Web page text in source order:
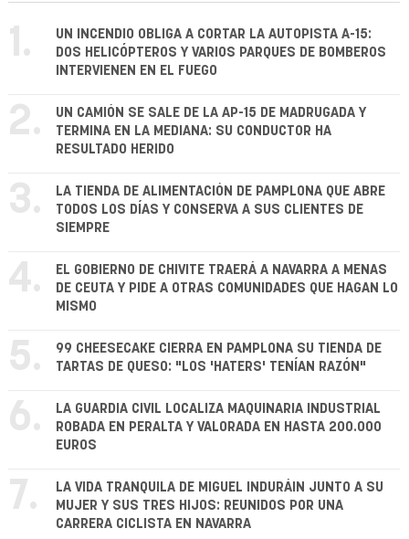
1.
UN INCENDIO OBLIGA A CORTAR LA AUTOPISTA A-15:
DOS HELICÓPTEROS Y VARIOS PARQUES DE BOMBEROS
INTERVIENEN EN EL FUEGO
2.
UN CAMIÓN SE SALE DE LA AP-15 DE MADRUGADA Y
TERMINA EN LA MEDIANA: SU CONDUCTOR HA
RESULTADO HERIDO
3.
LA TIENDA DE ALIMENTACIÓN DE PAMPLONA QUE ABRE
TODOS LOS DÍAS Y CONSERVA A SUS CLIENTES DE
SIEMPRE
4.
EL GOBIERNO DE CHIVITE TRAERÁ A NAVARRA A MENAS
DE CEUTA Y PIDE A OTRAS COMUNIDADES QUE HAGAN LO
MISMO
5.
99 CHEESECAKE CIERRA EN PAMPLONA SU TIENDA DE
TARTAS DE QUESO: "LOS 'HATERS' TENÍAN RAZÓN"
6.
LA GUARDIA CIVIL LOCALIZA MAQUINARIA INDUSTRIAL
ROBADA EN PERALTA Y VALORADA EN HASTA 200.000
EUROS
7.
LA VIDA TRANQUILA DE MIGUEL INDURÁIN JUNTO A SU
MUJER Y SUS TRES HIJOS: REUNIDOS POR UNA
CARRERA CICLISTA EN NAVARRA